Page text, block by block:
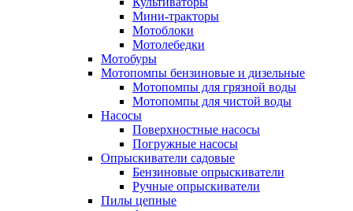
Мини-тракторы
Мотоблоки
Мотолебедки
Мотобуры
Мотопомпы бензиновые и дизельные
Мотопомпы для грязной воды
Мотопомпы для чистой воды
Насосы
Поверхностные насосы
Погружные насосы
Опрыскиватели садовые
Бензиновые опрыскиватели
Ручные опрыскиватели
Пилы цепные